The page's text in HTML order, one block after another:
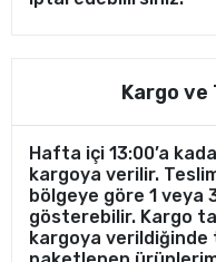
Kargo
Hafta içi 13:00’a
kargoya verilir.
bölgeye göre 1 veya
gösterebilir. Kargo
kargoya verildiğinde